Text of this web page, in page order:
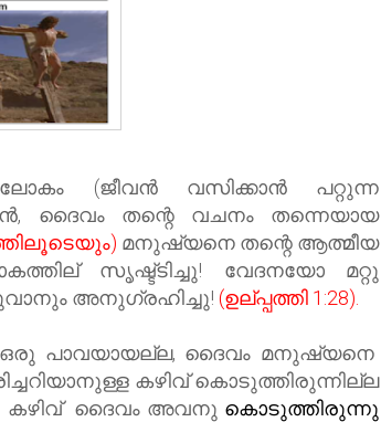
(ജീവന്‍ വസിക്കാന്‍ പറ്റുന്ന
ദൈവം തന്റെ വചനം തന്നെയായ
മനുഷ്യനെ തന്റെ ആത്മീയ
സൃഷ്ട്ടിച്ചു! വേദനയോ മറ്റു
അനുഗ്രഹിച്ചു! (ഉല്പ്പത്തി 1:28).
ഒരു പാവയായല്ല, ദൈവം മനുഷ്യനെ
കഴിവ് കൊടുത്തിരുന്നില്ല
കഴിവ് ദൈവം അവനു കൊടുത്തിരുന്നു